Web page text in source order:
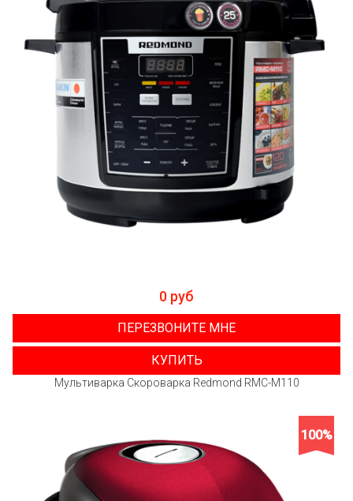
0 руб
ПЕРЕЗВОНИТЕ МНЕ
КУПИТЬ
Мультиварка Скороварка Redmond RMC-M110
100%